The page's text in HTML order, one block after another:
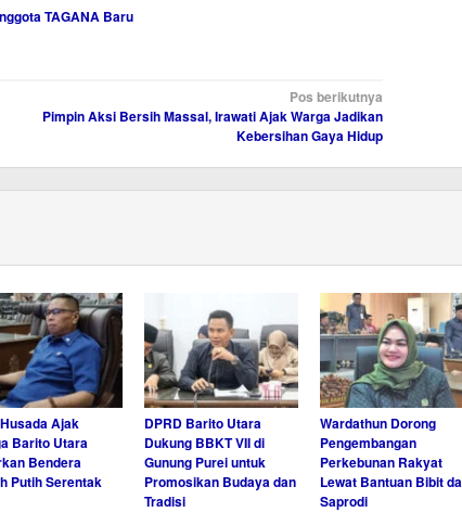
TAGANA Baru
Pos berikutnya
Pimpin Aksi Bersih Massal, Irawati Ajak Warga Jadikan
Kebersihan Gaya Hidup
Ajak
Barito Utara
Bendera
Putih Serentak
DPRD Barito Utara
Dukung BBKT VII di
Gunung Purei untuk
Promosikan Budaya dan
Tradisi
Wardathun Dorong
Pengembangan
Perkebunan Rakyat
Lewat Bantuan Bibit
Saprodi